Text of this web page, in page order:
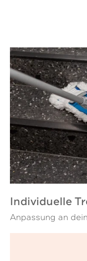
Individuelle
Anpassung an